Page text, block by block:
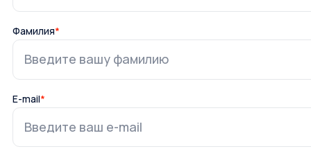
Фамилия*
E-mail*